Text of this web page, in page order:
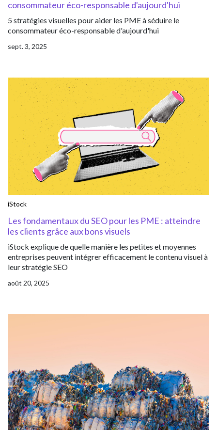
consommateur éco-responsable d'aujourd'hui
5 stratégies visuelles pour aider les PME à séduire le
consommateur éco-responsable d'aujourd'hui
sept. 3, 2025
iStock
Les fondamentaux du SEO pour les PME : atteindre
les clients grâce aux bons visuels
iStock explique de quelle manière les petites et moyennes
entreprises peuvent intégrer efficacement le contenu visuel à
leur stratégie SEO
août 20, 2025